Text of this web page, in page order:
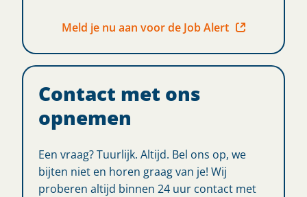
Meld je nu aan voor de Job Alert
Contact met ons
opnemen
Een vraag? Tuurlijk. Altijd. Bel ons op, we
bijten niet en horen graag van je! Wij
proberen altijd binnen 24 uur contact met